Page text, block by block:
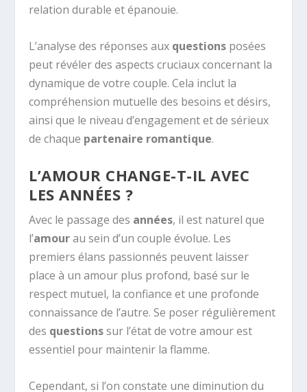
relation durable et épanouie.
L’analyse des réponses aux questions posées
peut révéler des aspects cruciaux concernant la
dynamique de votre couple. Cela inclut la
compréhension mutuelle des besoins et désirs,
ainsi que le niveau d’engagement et de sérieux
de chaque partenaire romantique.
L’AMOUR CHANGE-T-IL AVEC
LES ANNÉES ?
Avec le passage des années, il est naturel que
l’amourau sein d’un couple évolue. Les
premiers élans passionnés peuvent laisser
place à un amour plus profond, basé sur le
respect mutuel, la confiance et une profonde
connaissance de l’autre. Se poser régulièrement
des questionssur l’état de votre amour est
essentiel pour maintenir la flamme.
Cependant, si l’on constate une diminution du